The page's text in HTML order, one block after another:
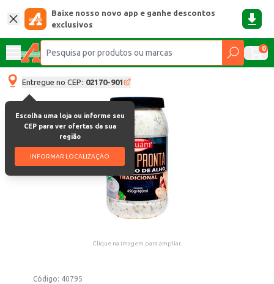
Baixe nosso novo app e ganhe descontos
exclusivos
0
Entregue no CEP: 02170-901
Escolha uma loja ou informe seu
CEP para ver ofertas da sua
região
INFORMAR LOCALIZAÇÃO
Clique na imagem para ampliar.
Código: 40795